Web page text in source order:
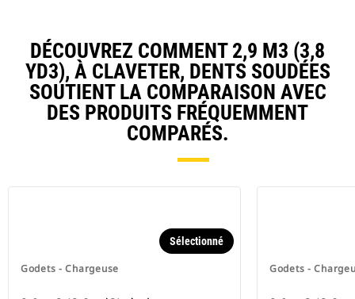
DÉCOUVREZ COMMENT 2,9 M3 (3,8
YD3), À CLAVETER, DENTS SOUDÉES
SOUTIENT LA COMPARAISON AVEC
DES PRODUITS FRÉQUEMMENT
COMPARÉS.
Godets - Chargeuse
Sélectionné
Godets -